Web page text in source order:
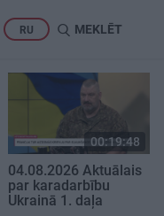
RU MEKLĒT
00:19:48
04.08.2026 Aktuālais
par karadarbību
Ukrainā 1. daļa